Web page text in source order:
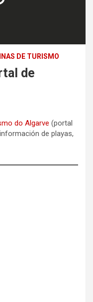
DE TURISMO
de
do Algarve (portal
de playas,